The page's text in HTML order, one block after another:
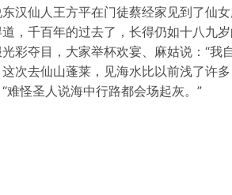
汉仙人王方平在门徒蔡经家见到了仙
，千百年的过去了，长得仍如十八九
彩夺目，大家举杯欢宴、麻姑说：“我
这次去仙山蓬莱，见海水比以前浅了许
难怪圣人说海中行路都会场起灰。”